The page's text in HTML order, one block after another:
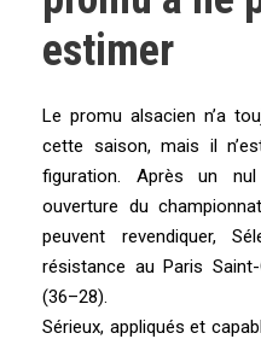
estimer
Le promu alsacien n’a
cette saison, mais il
figuration. Après un
ouverture du
peuvent revendiquer,
résistance au Paris
(36–28).
Sérieux, appliqués et